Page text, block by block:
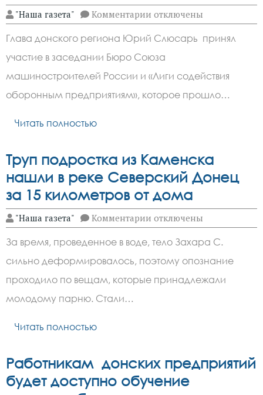
"Наша газета" Комментарии к
записи
Юрий
Слюсарь
рассказал,
сколько
БПЛА
ежемесячно
производят
отключены
Глава донского региона Юрий Слюсарь принял
участие в заседании Бюро Союза
машиностроителей России и «Лиги содействия
оборонным предприятиям», которое прошло…
Читать полностью
Труп подростка из Каменска
нашли в реке Северский Донец
за 15 километров от дома
"Наша газета" Комментарии к
записи
подростка
из
Каменска
нашли
в
дома
отключены
За время, проведенное в воде, тело Захара С.
сильно деформировалось, поэтому опознание
проходило по вещам, которые принадлежали
молодому парню. Стали…
Читать полностью
Работникам донских предприятий
будет доступно обучение